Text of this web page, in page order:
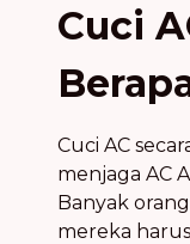
Cuci
Cuci AC
menjaga AC
Banyak
mereka